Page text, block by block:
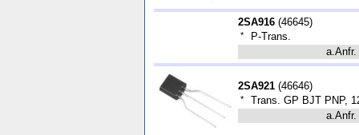
2SA916 (46645)
*
P-Trans.
a.Anfr.
2SA921 (46646)
*
Trans. GP BJT PNP,
a.Anfr.